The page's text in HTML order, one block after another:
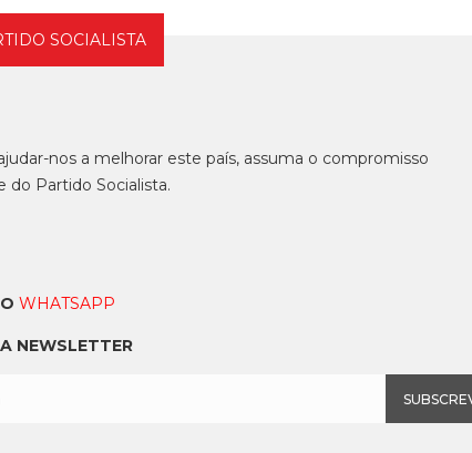
SOCIALISTA
nos a melhorar este país, assuma o compromisso
Partido Socialista.
WHATSAPP
NEWSLETTER